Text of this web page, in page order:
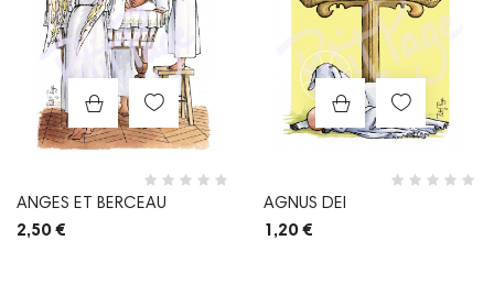
ANGES ET BERCEAU
2,50 €
AGNUS DEI
1,20 €